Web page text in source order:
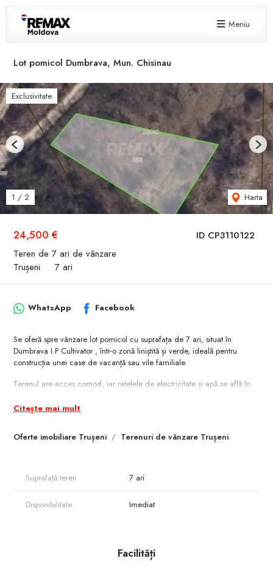
Meniu
Lot pomicol Dumbrava, Mun. Chisinau
ID CP3110122
24,500 €
Teren de 7 ari de vânzare
Trușeni
7 ari
Exclusivitate
1 / 2 Harta
Previous Next
Oferte imobiliare Trușeni Terenuri de vânzare Trușeni
WhatsApp Facebook
Se oferă spre vânzare lot pomicol cu suprafața de 7 ari, situat în
Dumbrava I.P Cultivator , într-o zonă liniștită și verde, ideală pentru
construcția unei case de vacanță sau vile familiale.
Terenul are acces comod, iar rețelele de electricitate și apă se află în
Zona este apreciată pentru aerul curat, priveliștile deschise și apropierea
- Suprafață: 7 ari
- Localizare: Dumbrava, Î.P"Cultivator"
- Destinație: lot pomicol
- Zonă liniștită, potrivită pentru locuință sau vilă
Citește mai mult
Suprafață teren 7 ari
Disponibilitate Imediat
Facilități